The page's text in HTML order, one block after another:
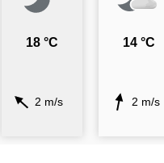
18 °C
2 m/s
14 °C
2 m/s